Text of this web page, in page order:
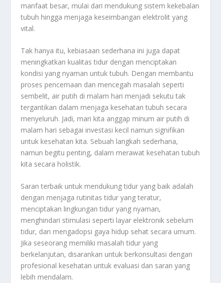
manfaat besar, mulai dari mendukung sistem kekebalan
tubuh hingga menjaga keseimbangan elektrolit yang
vital.
Tak hanya itu, kebiasaan sederhana ini juga dapat
meningkatkan kualitas tidur dengan menciptakan
kondisi yang nyaman untuk tubuh. Dengan membantu
proses pencernaan dan mencegah masalah seperti
sembelit, air putih di malam hari menjadi sekutu tak
tergantikan dalam menjaga kesehatan tubuh secara
menyeluruh. Jadi, mari kita anggap minum air putih di
malam hari sebagai investasi kecil namun signifikan
untuk kesehatan kita. Sebuah langkah sederhana,
namun begitu penting, dalam merawat kesehatan tubuh
kita secara holistik.
Saran terbaik untuk mendukung tidur yang baik adalah
dengan menjaga rutinitas tidur yang teratur,
menciptakan lingkungan tidur yang nyaman,
menghindari stimulasi seperti layar elektronik sebelum
tidur, dan mengadopsi gaya hidup sehat secara umum.
Jika seseorang memiliki masalah tidur yang
berkelanjutan, disarankan untuk berkonsultasi dengan
profesional kesehatan untuk evaluasi dan saran yang
lebih mendalam.